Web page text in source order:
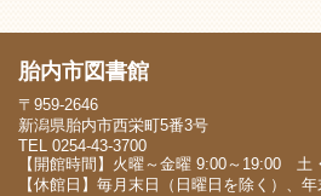
胎内市図書館
〒959-2646
新潟県胎内市西栄町5番3号
TEL 0254-43-3700
【開館時間】火曜～金曜 9:00～19:00 土
【休館日】毎月末日（日曜日を除く）、